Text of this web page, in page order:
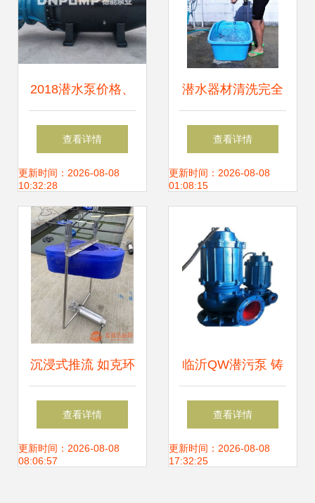
2018潜水泵价格、
报价带你看清市场
竞争全景 记机械网
第79页潜水设备专
页
查看详情
更新时间：2026-08-08
10:32:28
潜水器材清洗完全
图解 从装备到保养
的全方位指南
查看详情
更新时间：2026-08-08
01:08:15
沉浸式推流 如克环
保TLB系列曝气
机，打造高效水下
查看详情
更新时间：2026-08-08
08:06:57
临沂QW潜污泵 铸
铁坚固，潜水高效
查看详情
更新时间：2026-08-08
17:32:25